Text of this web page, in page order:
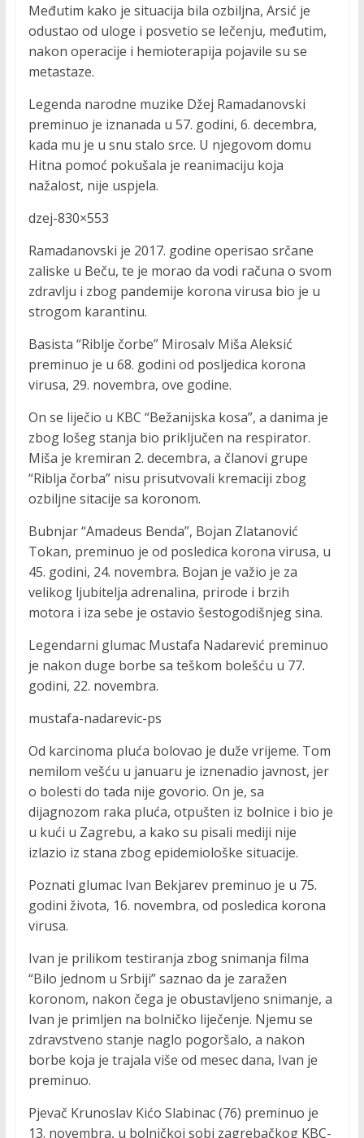
Međutim kako je situacija bila ozbiljna, Arsić je
odustao od uloge i posvetio se lečenju, međutim,
nakon operacije i hemioterapija pojavile su se
metastaze.
Legenda narodne muzike Džej Ramadanovski
preminuo je iznanada u 57. godini, 6. decembra,
kada mu je u snu stalo srce. U njegovom domu
Hitna pomoć pokušala je reanimaciju koja
nažalost, nije uspjela.
dzej-830×553
Ramadanovski je 2017. godine operisao srčane
zaliske u Beču, te je morao da vodi računa o svom
zdravlju i zbog pandemije korona virusa bio je u
strogom karantinu.
Basista “Riblje čorbe” Mirosalv Miša Aleksić
preminuo je u 68. godini od posljedica korona
virusa, 29. novembra, ove godine.
On se liječio u KBC “Bežanijska kosa”, a danima je
zbog lošeg stanja bio priključen na respirator.
Miša je kremiran 2. decembra, a članovi grupe
“Riblja čorba” nisu prisutvovali kremaciji zbog
ozbiljne sitacije sa koronom.
Bubnjar “Amadeus Benda”, Bojan Zlatanović
Tokan, preminuo je od posledica korona virusa, u
45. godini, 24. novembra. Bojan je važio je za
velikog ljubitelja adrenalina, prirode i brzih
motora i iza sebe je ostavio šestogodišnjeg sina.
Legendarni glumac Mustafa Nadarević preminuo
je nakon duge borbe sa teškom bolešću u 77.
godini, 22. novembra.
mustafa-nadarevic-ps
Od karcinoma pluća bolovao je duže vrijeme. Tom
nemilom vešću u januaru je iznenadio javnost, jer
o bolesti do tada nije govorio. On je, sa
dijagnozom raka pluća, otpušten iz bolnice i bio je
u kući u Zagrebu, a kako su pisali mediji nije
izlazio iz stana zbog epidemiološke situacije.
Poznati glumac Ivan Bekjarev preminuo je u 75.
godini života, 16. novembra, od posledica korona
virusa.
Ivan je prilikom testiranja zbog snimanja filma
“Bilo jednom u Srbiji” saznao da je zaražen
koronom, nakon čega je obustavljeno snimanje, a
Ivan je primljen na bolničko liječenje. Njemu se
zdravstveno stanje naglo pogoršalo, a nakon
borbe koja je trajala više od mesec dana, Ivan je
preminuo.
Pjevač Krunoslav Kićo Slabinac (76) preminuo je
13. novembra, u bolničkoj sobi zagrebačkog KBC-